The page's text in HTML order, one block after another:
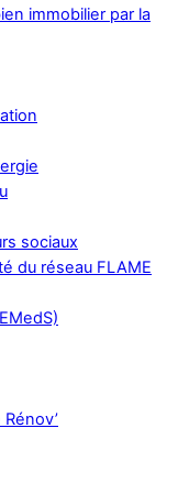
immobilier par la
sociaux
du réseau FLAME